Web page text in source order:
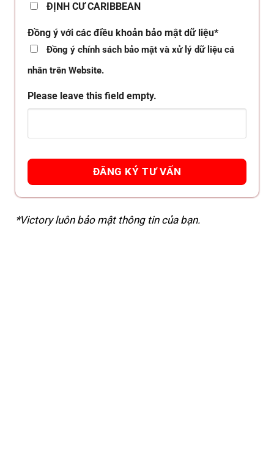
ĐỊNH CƯ CARIBBEAN
Đồng ý với các điều khoản bảo mật dữ liệu*
Đồng ý chính sách bảo mật và xử lý dữ liệu cá
nhân trên Website.
Please leave this field empty.
*Victory luôn bảo mật thông tin của bạn.